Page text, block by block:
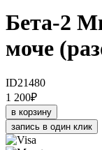
Бета-2
моче
ID21480
1 200₽
в корзину
запись в один клик